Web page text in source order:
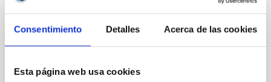
Consentimiento Detalles Acerca de las cookies
Esta página web usa cookies
Gaia de la Agencia Espacial Europea, se utilizará para
el disco y el halo de nuestra galaxia anfitriona, lo que
permitirá la arqueología de la Vía Láctea. Se
detectadas por el radiotelescopio LOFAR para